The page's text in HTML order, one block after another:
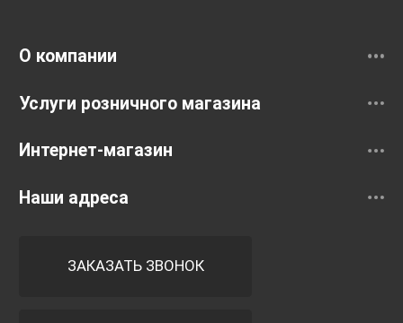
О компании
Услуги розничного магазина
Интернет-магазин
Наши адреса
ЗАКАЗАТЬ ЗВОНОК